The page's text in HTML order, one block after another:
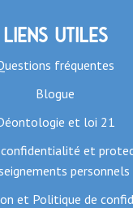
Liens utiles
fréquentes
Blogue
et loi 21
et
personnels
et Politique de